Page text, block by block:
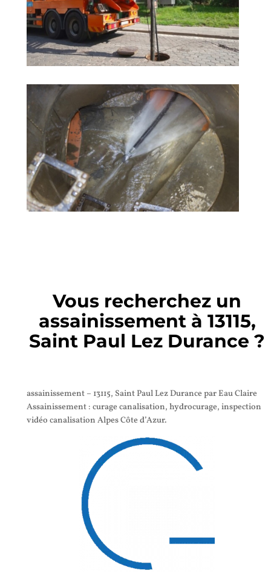
Vous recherchez un
assainissement à 13115,
Saint Paul Lez Durance ?
assainissement – 13115, Saint Paul Lez Durance par Eau Claire
Assainissement : curage canalisation, hydrocurage, inspection
vidéo canalisation Alpes Côte d’Azur.